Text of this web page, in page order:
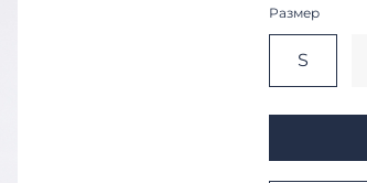
Размер
S